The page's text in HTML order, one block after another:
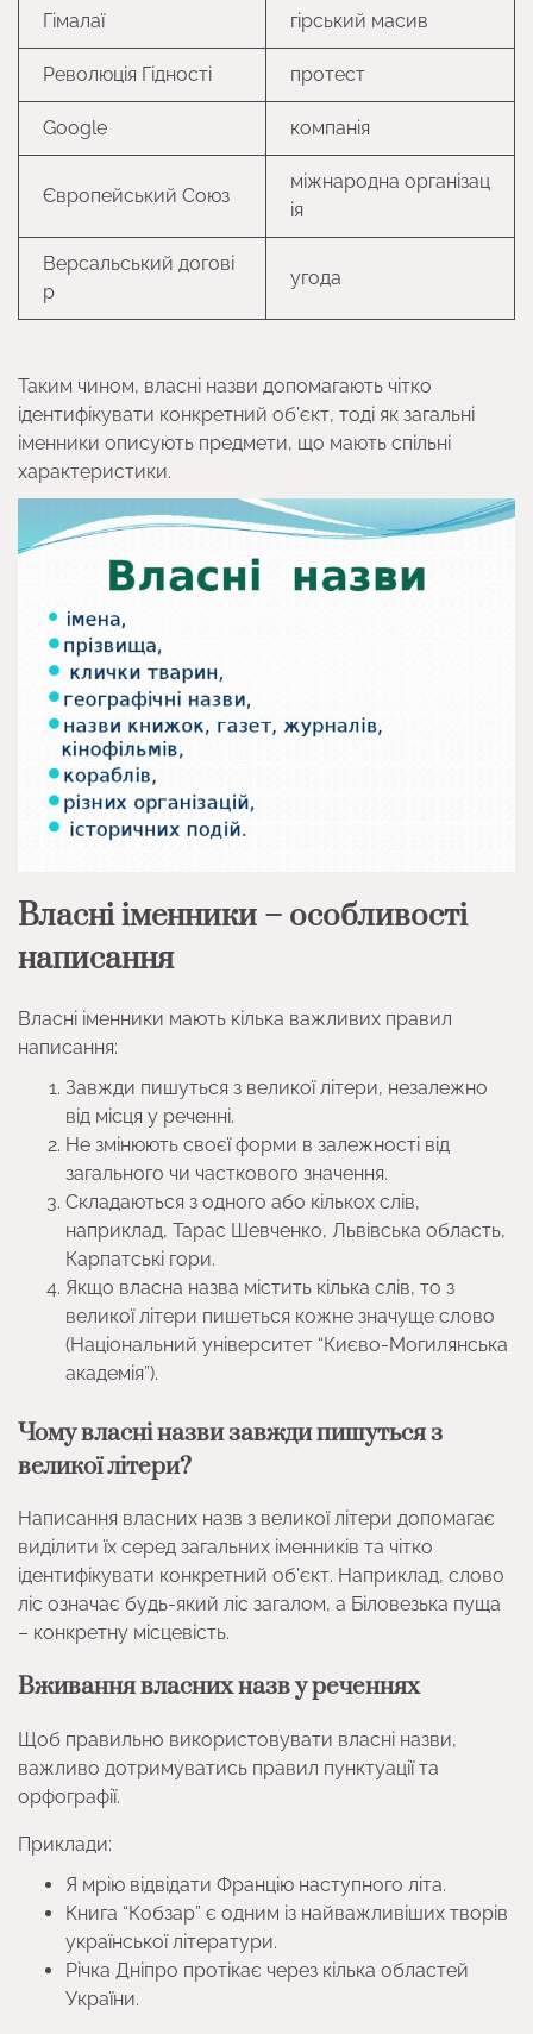
Гімалаї гірський масив
Революція Гідності протест
Google компанія
Європейський Союз
міжнародна організац
ія
Версальський догові
р
угода
Таким чином, власні назви допомагають чітко
ідентифікувати конкретний об’єкт, тоді як загальні
іменники описують предмети, що мають спільні
характеристики.
Власні іменники – особливості
написання
Власні іменники мають кілька важливих правил
написання:
Завжди пишуться з великої літери, незалежно
від місця у реченні.
Не змінюють своєї форми в залежності від
загального чи часткового значення.
Складаються з одного або кількох слів,
наприклад, Тарас Шевченко, Львівська область,
Карпатські гори.
Якщо власна назва містить кілька слів, то з
великої літери пишеться кожне значуще слово
(Національний університет “Києво-Могилянська
академія”).
Чому власні назви завжди пишуться з
великої літери?
Написання власних назв з великої літери допомагає
виділити їх серед загальних іменників та чітко
ідентифікувати конкретний об’єкт. Наприклад, слово
ліс означає будь-який ліс загалом, а Біловезька пуща
– конкретну місцевість.
Вживання власних назв у реченнях
Щоб правильно використовувати власні назви,
важливо дотримуватись правил пунктуації та
орфографії.
Приклади:
Я мрію відвідати Францію наступного літа.
Книга “Кобзар” є одним із найважливіших творів
української літератури.
Річка Дніпро протікає через кілька областей
України.